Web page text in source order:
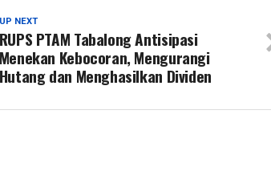
UP NEXT
RUPS PTAM Tabalong Antisipasi
Menekan Kebocoran, Mengurangi
Hutang dan Menghasilkan Dividen